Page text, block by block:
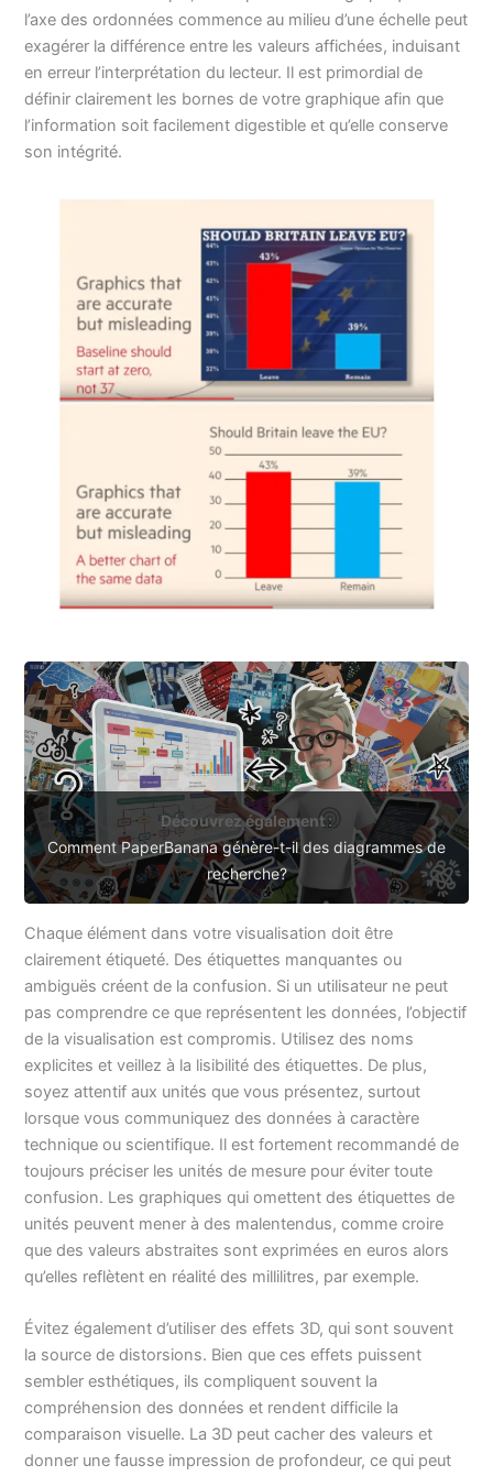
l’axe des ordonnées commence au milieu d’une échelle peut
exagérer la différence entre les valeurs affichées, induisant
en erreur l’interprétation du lecteur. Il est primordial de
définir clairement les bornes de votre graphique afin que
l’information soit facilement digestible et qu’elle conserve
son intégrité.
Découvrez également :
Comment PaperBanana génère-t-il des diagrammes de
recherche?
Chaque élément dans votre visualisation doit être
clairement étiqueté. Des étiquettes manquantes ou
ambiguës créent de la confusion. Si un utilisateur ne peut
pas comprendre ce que représentent les données, l’objectif
de la visualisation est compromis. Utilisez des noms
explicites et veillez à la lisibilité des étiquettes. De plus,
soyez attentif aux unités que vous présentez, surtout
lorsque vous communiquez des données à caractère
technique ou scientifique. Il est fortement recommandé de
toujours préciser les unités de mesure pour éviter toute
confusion. Les graphiques qui omettent des étiquettes de
unités peuvent mener à des malentendus, comme croire
que des valeurs abstraites sont exprimées en euros alors
qu’elles reflètent en réalité des millilitres, par exemple.
Évitez également d’utiliser des effets 3D, qui sont souvent
la source de distorsions. Bien que ces effets puissent
sembler esthétiques, ils compliquent souvent la
compréhension des données et rendent difficile la
comparaison visuelle. La 3D peut cacher des valeurs et
donner une fausse impression de profondeur, ce qui peut